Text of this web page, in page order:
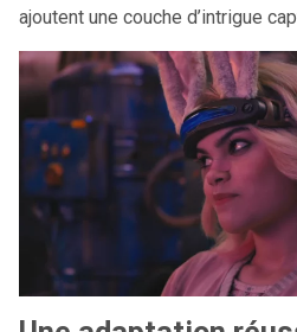
ajoutent une couche d’intrigue